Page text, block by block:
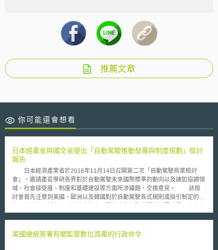
推薦文章
你可能還會想看
日本經產省與國交省提出「自動駕駛推動發展與制度規劃」檢討
報告
日本經濟產業省於2016年11月14日召開第二次「自動駕駛商業檢討
會」，邀請產官學研各界對於自動駕駛未來國際標準的動向以及諸如協調領
域、社會接受度、制度和基礎建設等方面所涉議題，交換意見。 該檢
討會首先注意到美國、歐洲以及韓國對於自動駕駛各式規則或指引制定的討
汽車製造商協調，透過合作機制或規範來確保資訊與資金提供的公平性。
者或初學者，提供有效系統的必要性。在制度與基礎建設方面，檢討會則指
美國總統簽署有關監管數位資產的行政命令